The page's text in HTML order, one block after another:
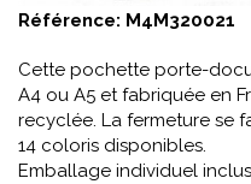
Référence: M4M320021
Cette pochette porte-
A4 ou A5 et fabriquée en
recyclée. La fermeture se
14 coloris disponibles.
Emballage individuel